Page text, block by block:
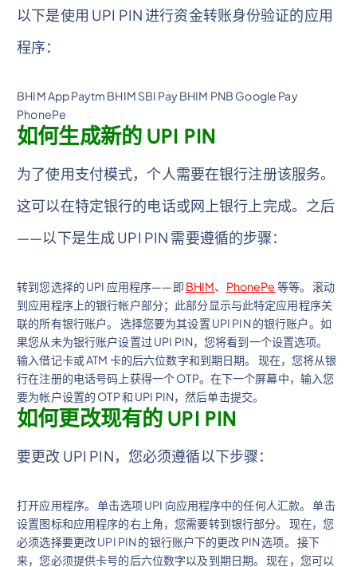
以下是使用 UPI PIN 进行资金转账身份验证的应用
程序：
BHIM App Paytm BHIM SBI Pay BHIM PNB Google Pay
PhonePe
如何生成新的 UPI PIN
为了使用支付模式，个人需要在银行注册该服务。
这可以在特定银行的电话或网上银行上完成。之后
——以下是生成 UPI PIN 需要遵循的步骤：
转到您选择的 UPI 应用程序——即 BHIM、 PhonePe 等等。 滚动
到应用程序上的银行帐户部分；此部分显示与此特定应用程序关
联的所有银行账户。 选择您要为其设置 UPI PIN 的银行账户。如
果您从未为银行账户设置过 UPI PIN，您将看到一个设置选项。
输入借记卡或 ATM 卡的后六位数字和到期日期。 现在，您将从银
行在注册的电话号码上获得一个 OTP。在下一个屏幕中，输入您
要为帐户设置的 OTP 和 UPI PIN，然后单击提交。
如何更改现有的 UPI PIN
要更改 UPI PIN，您必须遵循以下步骤：
打开应用程序。 单击选项 UPI 向应用程序中的任何人汇款。 单击
设置图标和应用程序的右上角，您需要转到银行部分。 现在，您
必须选择要更改 UPI PIN 的银行账户下的更改 PIN 选项。 接下
来，您必须提供卡号的后六位数字以及到期日期。 现在，您可以